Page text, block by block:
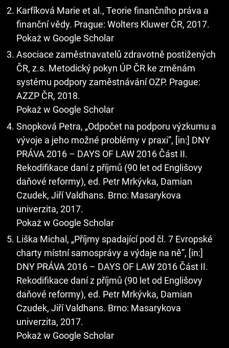
Karfíková Marie et al., Teorie finančního práva a
finanční vědy. Prague: Wolters Kluwer ČR, 2017.
Pokaż w Google Scholar
Asociace zaměstnavatelů zdravotně postižených
ČR, z.s. Metodický pokyn ÚP ČR ke změnám
systému podpory zaměstnávání OZP. Prague:
AZZP ČR, 2018.
Pokaż w Google Scholar
Snopková Petra, „Odpočet na podporu výzkumu a
vývoje a jeho možné problémy v praxi”, [in:] DNY
PRÁVA 2016 – DAYS OF LAW 2016 Část II.
Rekodifikace daní z příjmů (90 let od Englišovy
daňové reformy), ed. Petr Mrkývka, Damian
Czudek, Jiří Valdhans. Brno: Masarykova
univerzita, 2017.
Pokaż w Google Scholar
Liška Michal, „Příjmy spadající pod čl. 7 Evropské
charty místní samosprávy a výdaje na ně”, [in:]
DNY PRÁVA 2016 – DAYS OF LAW 2016 Část II.
Rekodifikace daní z příjmů (90 let od Englišovy
daňové reformy), ed. Petr Mrkývka, Damian
Czudek, Jiří Valdhans. Brno: Masarykova
univerzita, 2017.
Pokaż w Google Scholar